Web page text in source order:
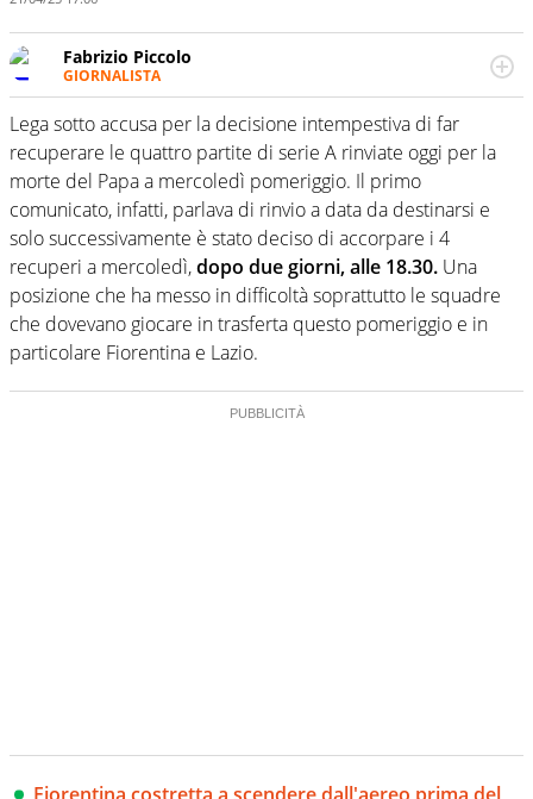
Fabrizio Piccolo
GIORNALISTA
Nella sua carriera ha seguito numerose manifestazioni
sportive e collaborato con agenzie e testate. Esperienza,
competenza, conoscenza e memoria storica. Si occupa
prevalentemente di calcio
Lega sotto accusa per la decisione intempestiva di far
recuperare le quattro partite di serie A rinviate oggi per la
morte del Papa a mercoledì pomeriggio. Il primo
comunicato, infatti, parlava di rinvio a data da destinarsi e
solo successivamente è stato deciso di accorpare i 4
recuperi a mercoledì,dopo due giorni, alle 18.30. Una
posizione che ha messo in difficoltà soprattutto le squadre
che dovevano giocare in trasferta questo pomeriggio e in
particolare Fiorentina e Lazio.